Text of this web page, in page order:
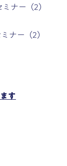
ナー（2）
ナー（2）
す